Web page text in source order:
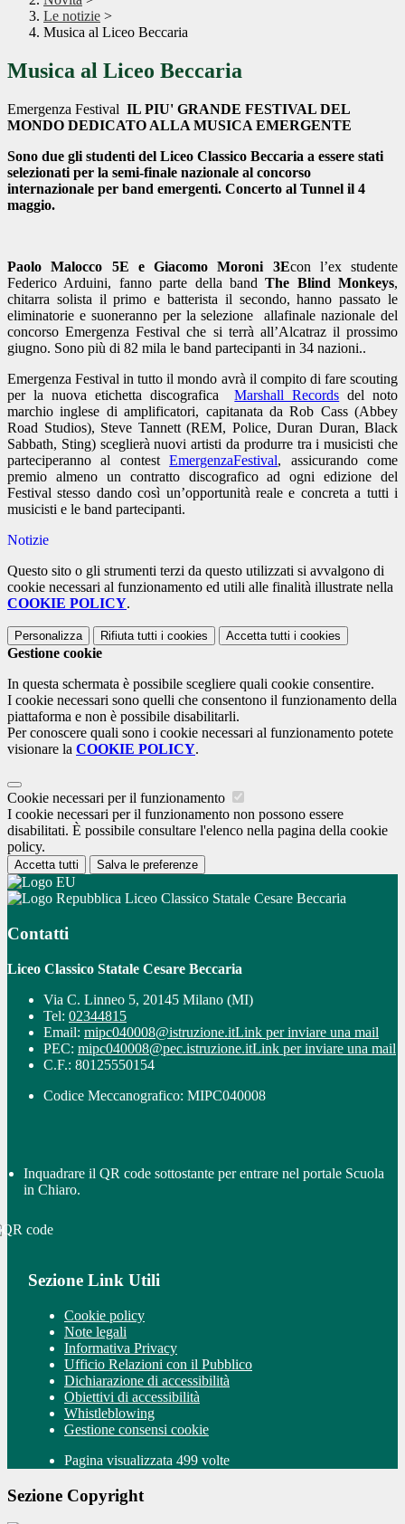
Le notizie >
Musica al Liceo Beccaria
Musica al Liceo Beccaria
Emergenza Festival IL PIU' GRANDE FESTIVAL DEL
MONDO DEDICATO ALLA MUSICA EMERGENTE
Sono due gli studenti del Liceo Classico Beccaria a essere stati
selezionati per la semi-finale nazionale al concorso
internazionale per band emergenti. Concerto al Tunnel il 4
maggio.
Paolo Malocco 5E e Giacomo Moroni 3Econ l’ex studente
Federico Arduini, fanno parte della bandThe Blind Monkeys,
chitarra solista il primo e batterista il secondo, hanno passato le
eliminatorie e suoneranno per la selezione allafinale nazionale del
concorso Emergenza Festival che si terrà all’Alcatraz il prossimo
giugno. Sono più di 82 mila le band partecipanti in 34 nazioni..
Emergenza Festival in tutto il mondo avrà il compito di fare scouting
per la nuova etichetta discograficaMarshall Records del noto
marchio inglese di amplificatori, capitanata da Rob Cass (Abbey
Road Studios), Steve Tannett (REM, Police, Duran Duran, Black
Sabbath, Sting) sceglierà nuovi artisti da produrre tra i musicisti che
parteciperanno al contestEmergenzaFestival, assicurando come
premio almeno un contratto discografico ad ogni edizione del
Festival stesso dando così un’opportunità reale e concreta a tutti i
musicisti e le band partecipanti.
Notizie
Questo sito o gli strumenti terzi da questo utilizzati si avvalgono di
cookie necessari al funzionamento ed utili alle finalità illustrate nella
COOKIE POLICY.
Personalizza Rifiuta tutti i cookies Accetta tutti i cookies
Gestione cookie
In questa schermata è possibile scegliere quali cookie consentire.
I cookie necessari sono quelli che consentono il funzionamento della
piattaforma e non è possibile disabilitarli.
Per conoscere quali sono i cookie necessari al funzionamento potete
visionare la COOKIE POLICY.
Cookie necessari per il funzionamento
I cookie necessari per il funzionamento non possono essere
disabilitati. È possibile consultare l'elenco nella pagina della cookie
policy.
Accetta tutti Salva le preferenze
Liceo Classico Statale Cesare Beccaria
Contatti
Liceo Classico Statale Cesare Beccaria
Via C. Linneo 5, 20145 Milano (MI)
Tel: 02344815
Email: mipc040008@istruzione.itLink per inviare una mail
PEC: mipc040008@pec.istruzione.itLink per inviare una mail
C.F.: 80125550154
Codice Meccanografico: MIPC040008
Inquadrare il QR code sottostante per entrare nel portale Scuola
in Chiaro.
Sezione Link Utili
Cookie policy
Note legali
Informativa Privacy
Ufficio Relazioni con il Pubblico
Dichiarazione di accessibilità
Obiettivi di accessibilità
Whistleblowing
Gestione consensi cookie
Pagina visualizzata 499 volte
Sezione Copyright